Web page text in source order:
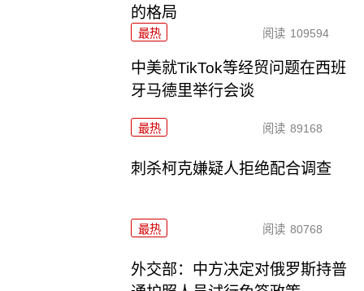
的格局
最热 阅读 109594
中美就TikTok等经贸问题在西班
牙马德里举行会谈
最热 阅读 89168
刺杀柯克嫌疑人拒绝配合调查
最热 阅读 80768
外交部：中方决定对俄罗斯持普